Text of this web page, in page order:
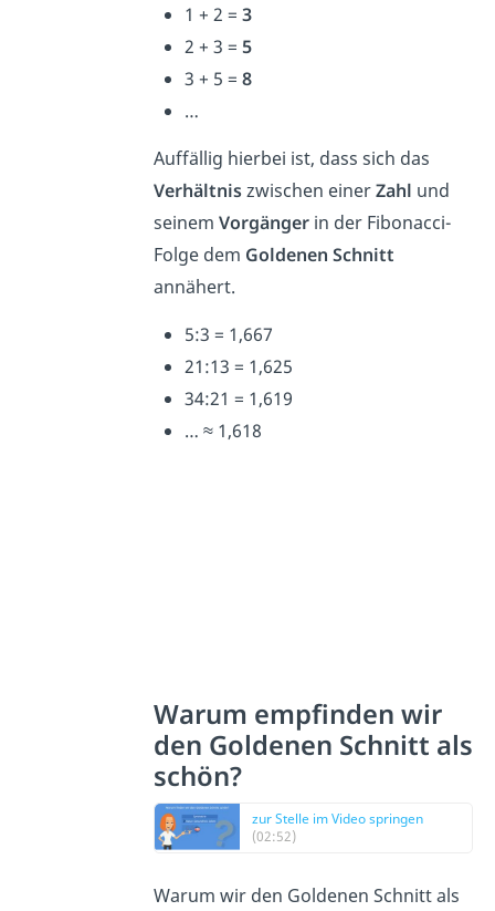
1 + 2 = 3
2 + 3 = 5
3 + 5 = 8
…
Auffällig hierbei ist, dass sich das
Verhältniszwischen einerZahl und
seinem Vorgängerin der Fibonacci-
Folge dem Goldenen Schnitt
annähert.
5:3 = 1,667
21:13 = 1,625
34:21 = 1,619
… ≈ 1,618
Warum empfinden wir
den Goldenen Schnitt als
schön?
zur Stelle im Video springen
(02:52)
Warum wir den Goldenen Schnitt als